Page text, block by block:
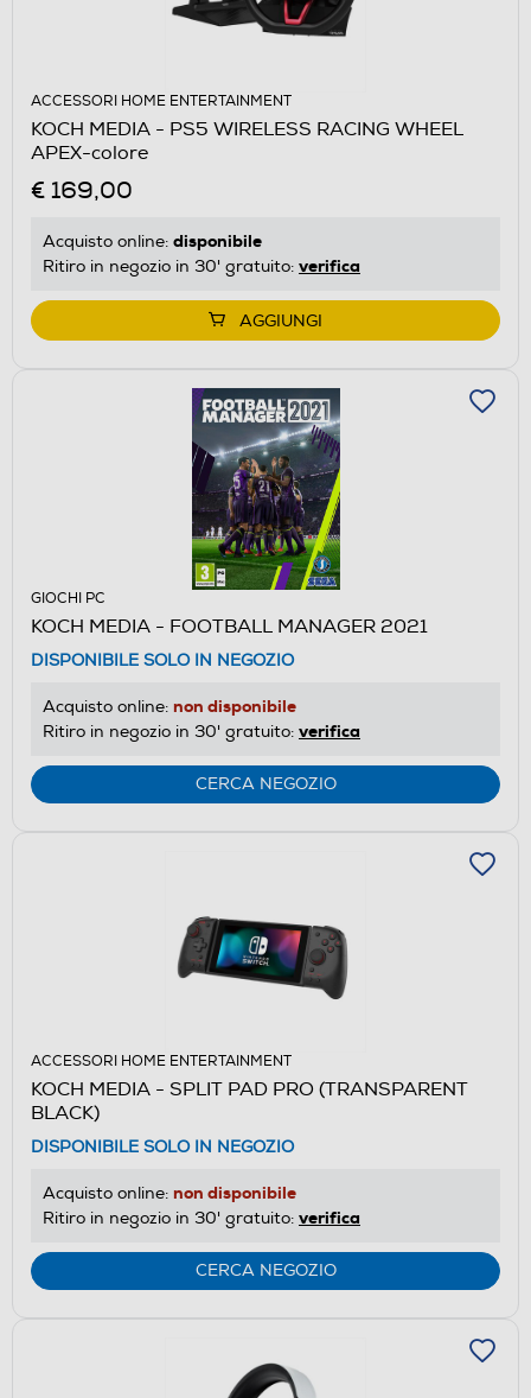
ACCESSORI HOME ENTERTAINMENT
KOCH MEDIA - PS5 WIRELESS RACING WHEEL
APEX-colore
€ 169,00
Acquisto online: disponibile
Ritiro in negozio in 30' gratuito: verifica
AGGIUNGI
GIOCHI PC
KOCH MEDIA - FOOTBALL MANAGER 2021
DISPONIBILE SOLO IN NEGOZIO
Acquisto online: non disponibile
Ritiro in negozio in 30' gratuito: verifica
CERCA NEGOZIO
ACCESSORI HOME ENTERTAINMENT
KOCH MEDIA - SPLIT PAD PRO (TRANSPARENT
BLACK)
DISPONIBILE SOLO IN NEGOZIO
Acquisto online: non disponibile
Ritiro in negozio in 30' gratuito: verifica
CERCA NEGOZIO